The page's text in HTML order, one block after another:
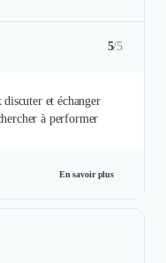
5/5
et échanger
à performer
En savoir plus